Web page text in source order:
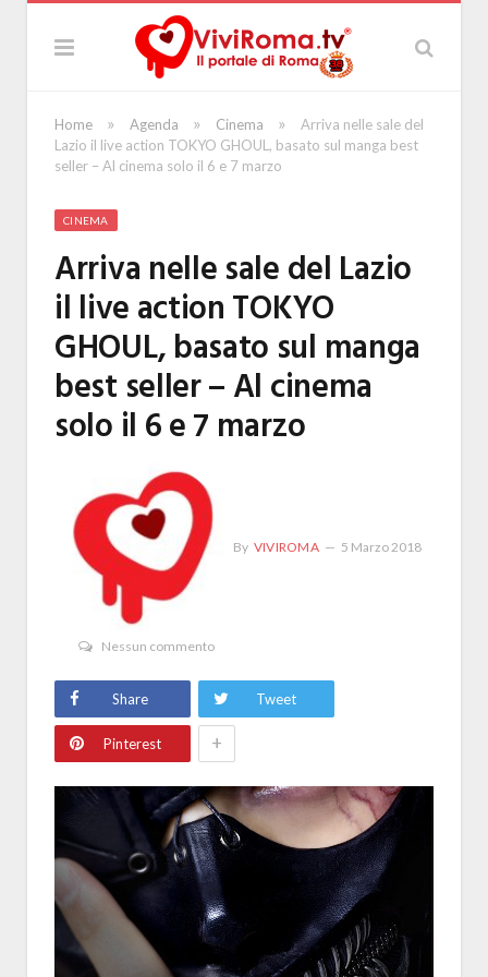
Home » Agenda » Cinema »
Arriva nelle sale del
Lazio il live action TOKYO GHOUL, basato sul manga best
seller – Al cinema solo il 6 e 7 marzo
CINEMA
Arriva nelle sale del Lazio
il live action TOKYO
GHOUL, basato sul manga
best seller – Al cinema
solo il 6 e 7 marzo
By VIVIROMA 5 Marzo 2018
Nessun commento
Share Tweet
Pinterest +